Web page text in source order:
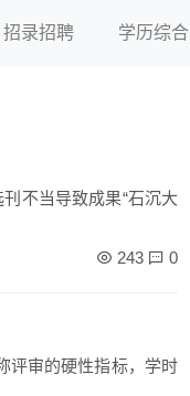
招录招聘 学历综合
不当导致成果“石沉大
243 0
评审的硬性指标，学时